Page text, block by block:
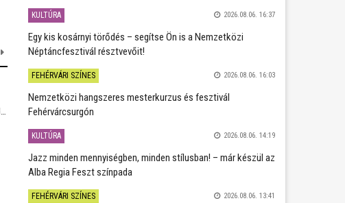
KULTÚRA 2026.08.06. 16:37
Egy kis kosárnyi törődés – segítse Ön is a Nemzetközi
Néptáncfesztivál résztvevőit!
FEHÉRVÁRI SZÍNES 2026.08.06. 16:03
Nemzetközi hangszeres mesterkurzus és fesztivál
Fehérvárcsurgón
KULTÚRA 2026.08.06. 14:19
Jazz minden mennyiségben, minden stílusban! – már készül az
Alba Regia Feszt színpada
FEHÉRVÁRI SZÍNES 2026.08.06. 13:41